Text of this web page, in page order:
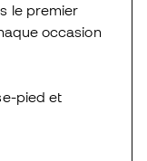
le premier
occasion
pied et